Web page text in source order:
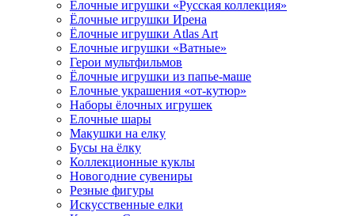
Елочные игрушки «Русская коллекция»
Ёлочные игрушки Ирена
Ёлочные игрушки Atlas Art
Елочные игрушки «Ватные»
Герои мультфильмов
Ёлочные игрушки из папье-маше
Елочные украшения «от-кутюр»
Наборы ёлочных игрушек
Елочные шары
Макушки на елку
Бусы на ёлку
Коллекционные куклы
Новогодние сувениры
Резные фигуры
Искусственные елки